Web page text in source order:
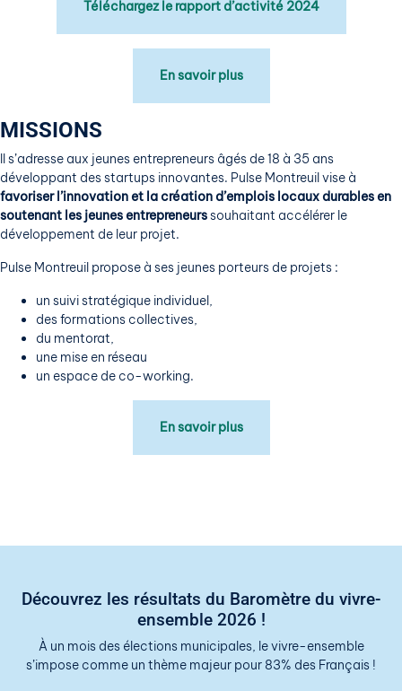
Téléchargez le rapport d’activité 2024
En savoir plus
MISSIONS
Il s’adresse aux jeunes entrepreneurs âgés de 18 à 35 ans
développant des startups innovantes. Pulse Montreuil vise à
favoriser l’innovation et la création d’emplois locaux durablesen
soutenant les jeunes entrepreneurssouhaitant accélérer le
développement de leur projet.
Pulse Montreuil propose à ses jeunes porteurs de projets :
un suivi stratégique individuel,
des formations collectives,
du mentorat,
une mise en réseau
un espace de co-working.
En savoir plus
Découvrez les résultats du Baromètre du vivre-
ensemble 2026 !
À un mois des élections municipales, le vivre-ensemble
s’impose comme un thème majeur pour 83% des Français !